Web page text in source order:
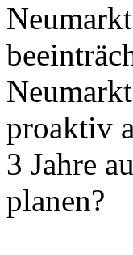
proaktiv
3 Jahre
planen?